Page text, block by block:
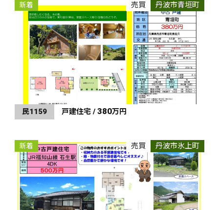
新着 売買 丹波市青垣町
民1159 戸建住宅 / 380万円
新着 売買 丹波市氷上町